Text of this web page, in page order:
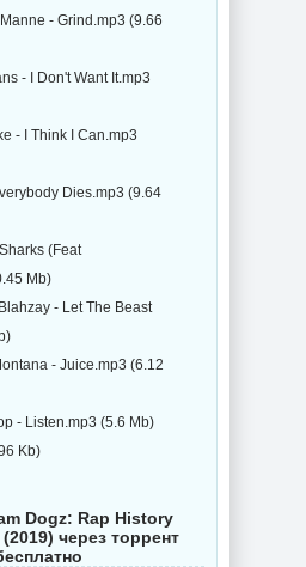
- Grind.mp3 (9.66
- I Don't Want It.mp3
- I Think I Can.mp3
Dies.mp3 (9.64
(Feat
Mb)
- Let The Beast
- Juice.mp3 (6.12
- Listen.mp3 (5.6 Mb)
Kb)
Dogz: Rap History
через торрент